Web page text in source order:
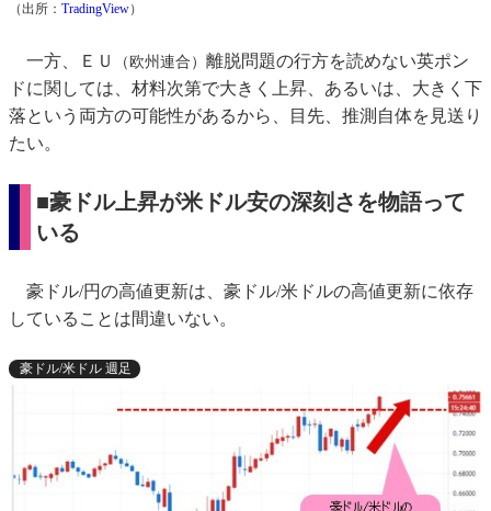
（出所： TradingView）
一方、ＥＵ （欧州連合） 離脱問題の行方を読めない英ポン
ドに関しては、材料次第で大きく上昇、あるいは、大きく下
落という両方の可能性があるから、目先、推測自体を見送り
たい。
■豪ドル上昇が米ドル安の深刻さを物語って
いる
豪ドル/円の高値更新は、豪ドル/米ドルの高値更新に依存
していることは間違いない。
豪ドル/米ドル 週足